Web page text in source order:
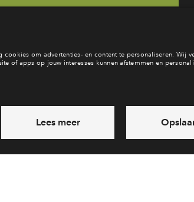
Bel ons op
tijdens feestdagen)
telefoon